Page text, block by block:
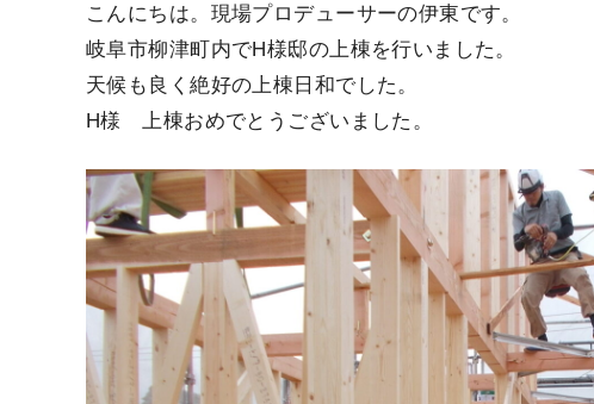
こんにちは。現場プロデューサーの伊東です。
岐阜市柳津町内でH様邸の上棟を行いました。
天候も良く絶好の上棟日和でした。
H様 上棟おめでとうございました。